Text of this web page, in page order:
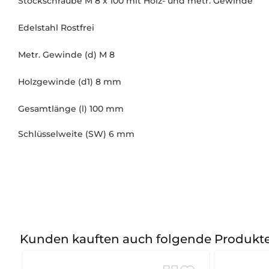
Edelstahl Rostfrei
Metr. Gewinde (d) M 8
Holzgewinde (d1) 8 mm
Gesamtlänge (l) 100 mm
Schlüsselweite (SW) 6 mm
Kunden kauften auch folgende